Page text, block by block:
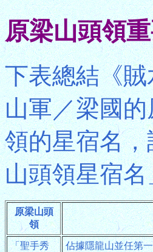
原梁山頭領
下表總結《
山軍／梁國
領的星宿名
山頭領星宿名
原梁山頭
領
「聖手秀
佔據隱龍山並任第